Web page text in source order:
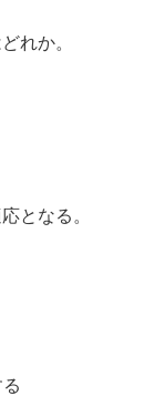
れか。
となる。